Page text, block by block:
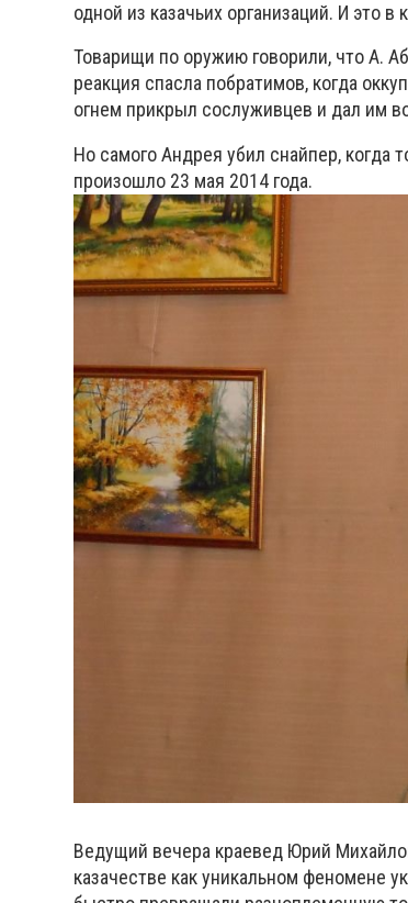
одной из казачьих организаций. И это
Товарищи по оружию говорили, что А.
реакция спасла побратимов, когда
огнем прикрыл сослуживцев и дал им
Но самого Андрея убил снайпер, когда
произошло 23 мая 2014 года.
Ведущий вечера краевед Юрий
казачестве как уникальном феномене